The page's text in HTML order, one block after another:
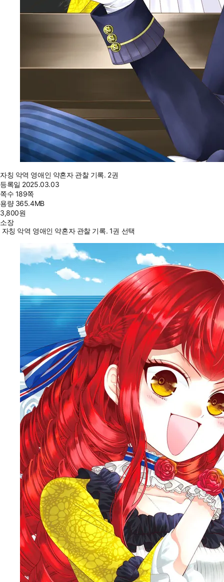
자칭 악역 영애인 약혼자 관찰 기록. 2권
등록일 2025.03.03
쪽수 189쪽
용량 365.4MB
3,800원
소장
자칭 악역 영애인 약혼자 관찰 기록. 1권 선택